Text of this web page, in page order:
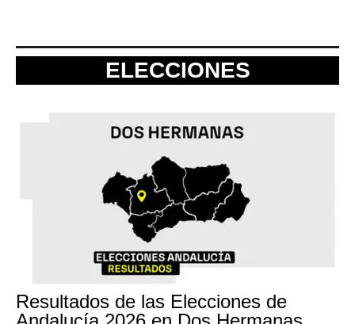
ELECCIONES
Resultados de las Elecciones de